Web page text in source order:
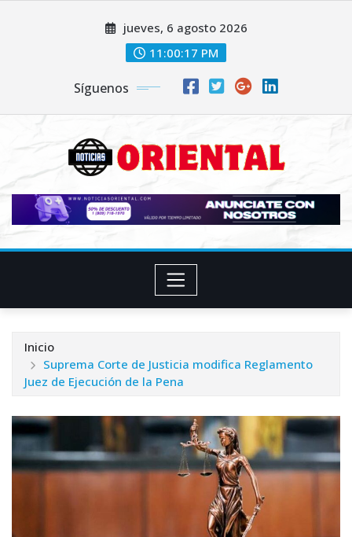
jueves, 6 agosto 2026
11:00:19 PM
Síguenos
Inicio
Suprema Corte de Justicia modifica Reglamento
Juez de Ejecución de la Pena